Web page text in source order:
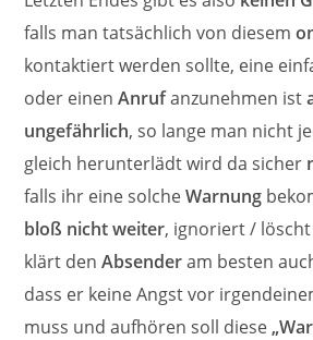
falls man tatsächlich von diesem
kontaktiert werden sollte, eine
oder einenAnrufanzunehmen ist
ungefährlich, so lange man nicht
gleich herunterlädt wird da sicher
falls ihr eine solcheWarnung
bloß nicht weiter, ignoriert /
klärt denAbsenderam besten
dass er keine Angst vor
muss und aufhören soll diese